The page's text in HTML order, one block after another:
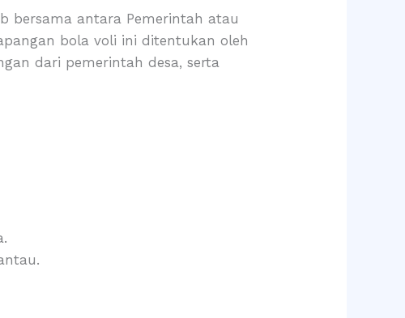
bersama antara Pemerintah atau
bola voli ini ditentukan oleh
dari pemerintah desa, serta